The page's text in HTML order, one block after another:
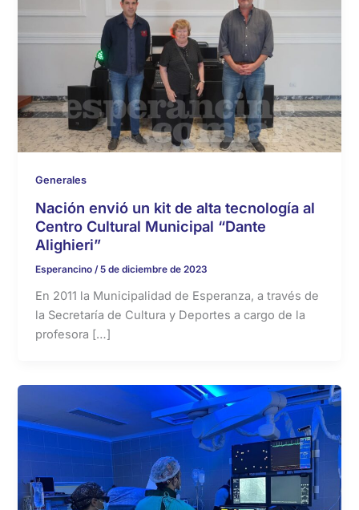
Generales
Nación envió un kit de alta tecnología al
Centro Cultural Municipal “Dante
Alighieri”
Esperancino /5 de diciembre de 2023
En 2011 la Municipalidad de Esperanza, a través de
la Secretaría de Cultura y Deportes a cargo de la
profesora […]